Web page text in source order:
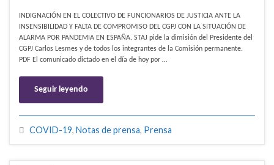
INDIGNACIÓN EN EL COLECTIVO DE FUNCIONARIOS DE JUSTICIA ANTE LA
INSENSIBILIDAD Y FALTA DE COMPROMISO DEL CGPJ CON LA SITUACIÓN DE
ALARMA POR PANDEMIA EN ESPAÑA. STAJ pide la dimisión del Presidente del
CGPJ Carlos Lesmes y de todos los integrantes de la Comisión permanente.
PDF El comunicado dictado en el día de hoy por …
Seguir leyendo
COVID-19, Notas de prensa, Prensa